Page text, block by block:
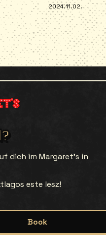
2024.11.02.
dich im Margaret’s in
este lesz!
Book